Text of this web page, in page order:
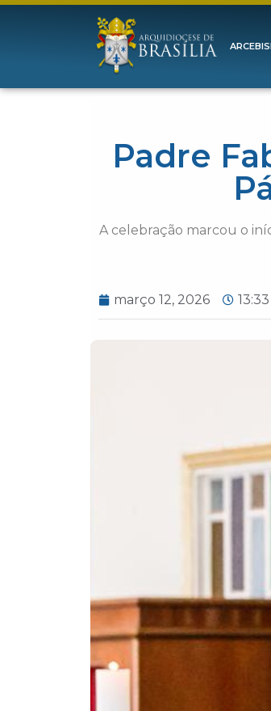
Padre
A celebração marcou o
março 12, 2026 13:33